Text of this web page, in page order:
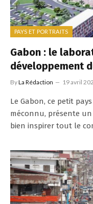
PAYS ET PORTRAITS
Gabon : le
développement
ByLa Rédaction 19 avril
Le Gabon, ce petit
méconnu, présente
bien inspirer tout le